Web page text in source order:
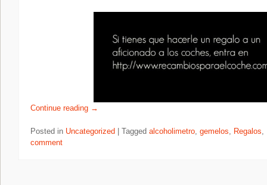
Continue reading →
Posted in Uncategorized Tagged alcoholimetro gemelos Regalos
comment